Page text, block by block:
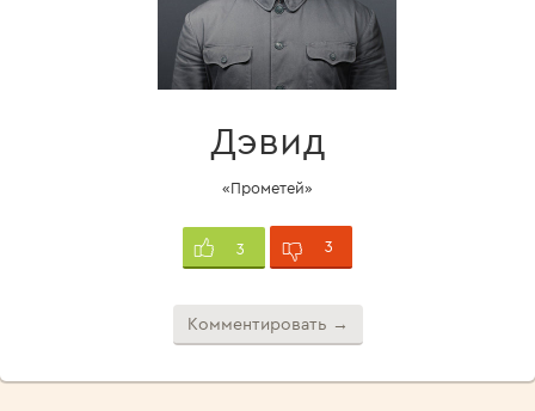
Дэвид
«Прометей»
3 3
Комментировать →